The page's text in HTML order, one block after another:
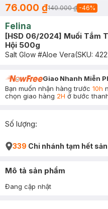
76.000 ₫140.000 ₫ -46%
Felina
[HSD 06/2024] Muối Tắm
Hội 500g
Salt Glow #Aloe Vera(SKU:
Giao Nhanh Miễn
Bạn muốn nhận hàng trước 10h
chọn giao hàng 2H ở bước
Số lượng:
339 Chi nhánh tạm hết
Mô tả sản phẩm
Đang cập nhật